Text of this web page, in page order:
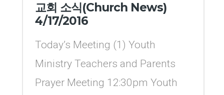
교회 소식(Church News)
4/17/2016
Today’s Meeting (1) Youth
Ministry Teachers and Parents
Prayer Meeting 12:30pm Youth